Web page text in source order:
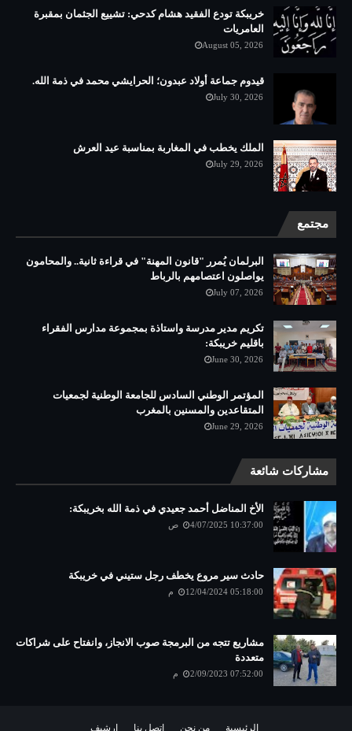
خريبكة تودع الفقيد هشام كدحي: تشييع الجثمان بمقبرة
العامريات
August 05, 2026
قيدوم جماعة أولاد عبدون؛ الحرايشي محمد في ذمة الله.
July 30, 2026
الملك يخطب في المغاربة بمناسبة عيد العرش
July 29, 2026
مجتمع
البرلمان يُمرر "قانون المهنة" في قراءة ثانية.. والمحامون
يواصلون اعتصامهم بالرباط
July 07, 2026
تكريم مدير مدرسة واستاذة بمجموعة مدارس الفقراء
باقليم خريبكة:
June 30, 2026
المؤتمر الوطني السادس للجامعة الوطنية لجمعيات
المتقاعدين والمسنين بالمغرب
June 29, 2026
مشاركات شائعة
الأخ المناضل أحمد جعيدي في ذمة الله بخريبكة:
4/07/2025 10:37:00 ص
حادث سير مروع يخطف رجل ستيني في خريبكة
12/04/2024 05:18:00 م
مشاريع تتجه من البرمجة صوب الانجاز، وانفتاح على شراكات
متعددة
2/09/2023 07:52:00 م
الرئيسية من نحن اتصل بنا ارشيف